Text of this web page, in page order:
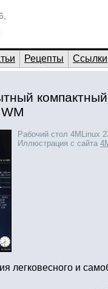
Рецепты Ссылки
компактный
Рабочий стол 4MLinux
Иллюстрация с сайта
легковесного и